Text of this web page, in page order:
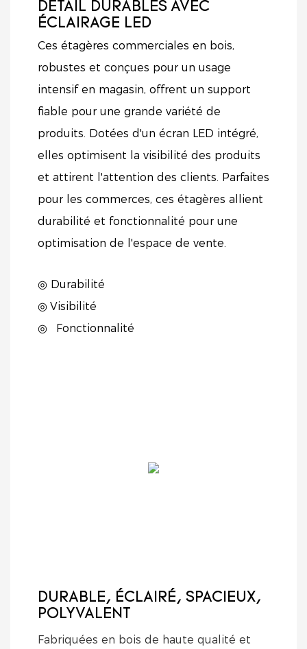
DÉTAIL DURABLES AVEC
ÉCLAIRAGE LED
Ces étagères commerciales en bois,
robustes et conçues pour un usage
intensif en magasin, offrent un support
fiable pour une grande variété de
produits. Dotées d'un écran LED intégré,
elles optimisent la visibilité des produits
et attirent l'attention des clients. Parfaites
pour les commerces, ces étagères allient
durabilité et fonctionnalité pour une
optimisation de l'espace de vente.
◎ Durabilité
◎ Visibilité
◎
Fonctionnalité
DURABLE, ÉCLAIRÉ, SPACIEUX,
POLYVALENT
Fabriquées en bois de haute qualité et